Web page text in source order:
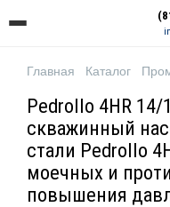
Главная Каталог
Pedrollo 4HR
скважинный
стали Pedrollo
моечных и
повышения